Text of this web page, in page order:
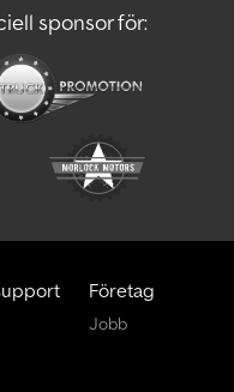
sponsor för:
Företag
Jobb